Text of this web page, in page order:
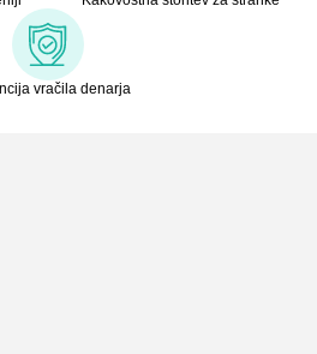
vračila denarja